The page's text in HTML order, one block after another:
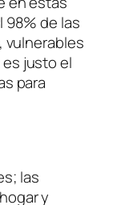
98% de las
vulnerables
justo el
para
las
y